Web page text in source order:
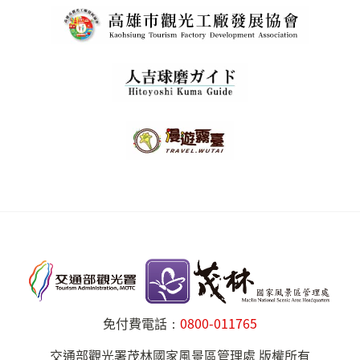
免付費電話： 0800-011765
交通部觀光署茂林國家風景區管理處 版權所有